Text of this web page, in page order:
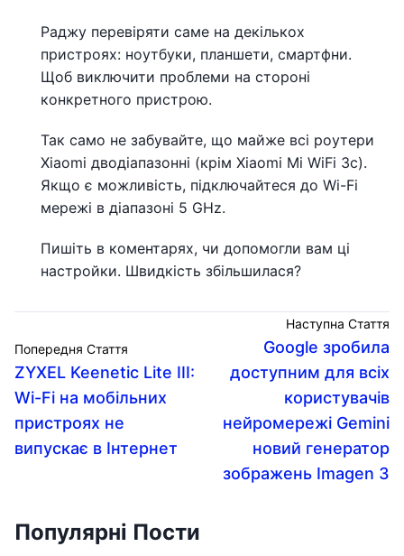
Раджу перевіряти саме на декількох
пристроях: ноутбуки, планшети, смартфни.
Щоб виключити проблеми на стороні
конкретного пристрою.
Так само не забувайте, що майже всі роутери
Xiaomi дводіапазонні (крім Xiaomi Mi WiFi 3c).
Якщо є можливість, підключайтеся до Wi-Fi
мережі в діапазоні 5 GHz.
Пишіть в коментарях, чи допомогли вам ці
настройки. Швидкість збільшилася?
Попередня Стаття
ZYXEL Keenetic Lite III:
Wi-Fi на мобільних
пристроях не
випускає в Інтернет
Наступна Стаття
Google зробила
доступним для всіх
користувачів
нейромережі Gemini
новий генератор
зображень Imagen 3
Популярні Пости